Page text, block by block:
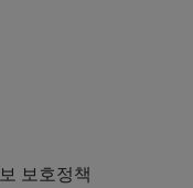
보호정책